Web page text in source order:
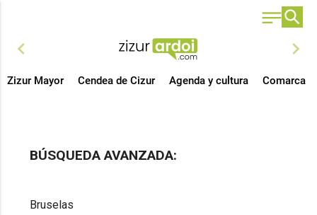
chevron_left chevron_right
Zizur Mayor Cendea de Cizur Agenda y cultura Comarca
BÚSQUEDA AVANZADA: